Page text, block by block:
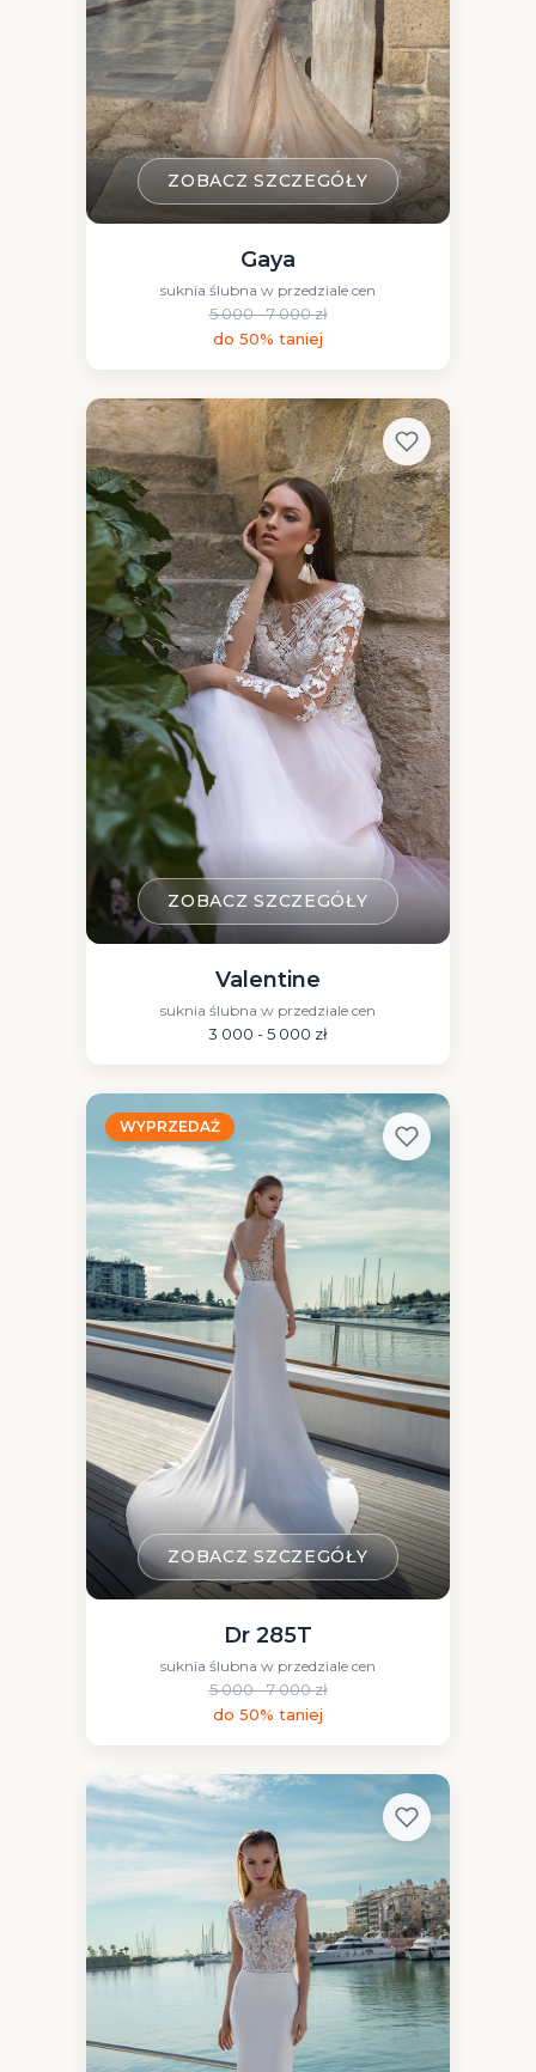
ZOBACZ SZCZEGÓŁY
Gaya
suknia ślubna w przedziale cen
5 000 - 7 000 zł
do 50% taniej
ZOBACZ SZCZEGÓŁY
Valentine
suknia ślubna w przedziale cen
3 000 - 5 000 zł
WYPRZEDAŻ
ZOBACZ SZCZEGÓŁY
Dr 285T
suknia ślubna w przedziale cen
5 000 - 7 000 zł
do 50% taniej